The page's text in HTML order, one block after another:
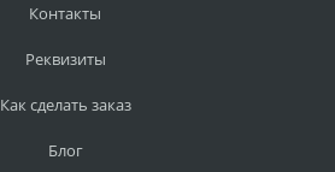
Контакты
Реквизиты
Как сделать заказ
Блог